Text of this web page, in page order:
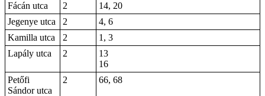
Fácán utca
2
14, 20
Jegenye utca
2
4, 6
Kamilla utca
2
1, 3
Lapály utca
2
13
16
Petőfi
Sándor utca
2 66, 68